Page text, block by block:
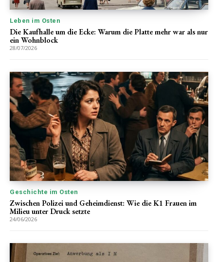
Leben im Osten
Die Kaufhalle um die Ecke: Warum die Platte mehr war als nur
ein Wohnblock
28/07/2026
Geschichte im Osten
Zwischen Polizei und Geheimdienst: Wie die K1 Frauen im
Milieu unter Druck setzte
24/06/2026